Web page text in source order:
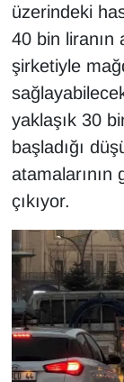
üzerindeki
40 bin liranın
şirketiyle
yaklaşık 30
başladığı
çıkıyor.